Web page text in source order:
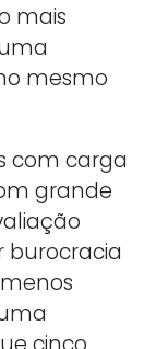
mais
mesmo
com carga
grande
burocracia